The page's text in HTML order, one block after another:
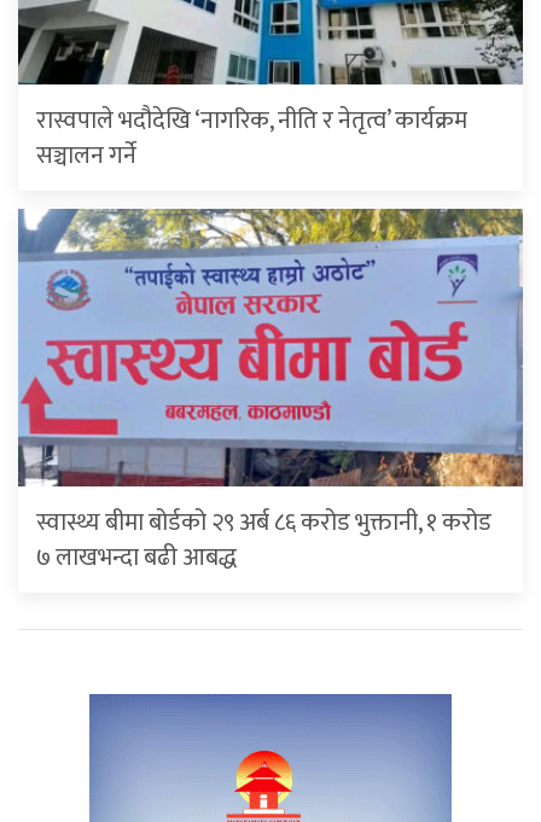
रास्वपाले भदौदेखि ‘नागरिक, नीति र नेतृत्व’ कार्यक्रम
सञ्चालन गर्ने
स्वास्थ्य बीमा बोर्डको २९ अर्ब ८६ करोड भुक्तानी, १ करोड
७ लाखभन्दा बढी आबद्ध